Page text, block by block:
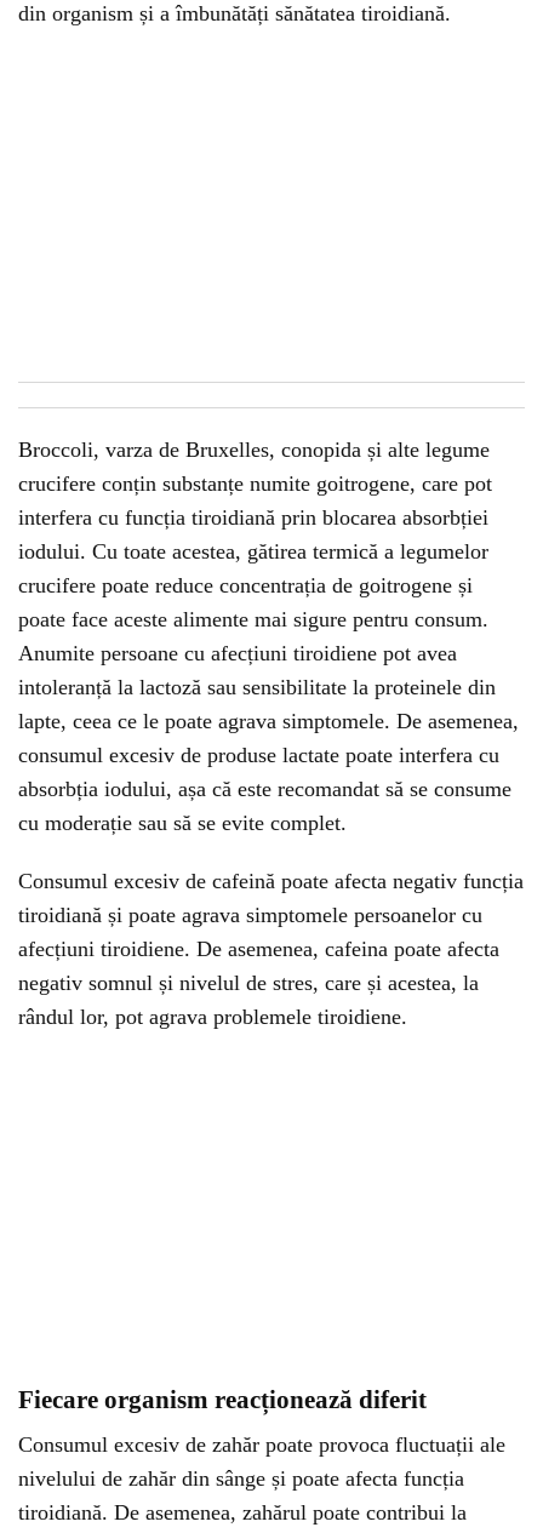
din organism și a îmbunătăți sănătatea tiroidiană.
Broccoli, varza de Bruxelles, conopida și alte legume
crucifere conțin substanțe numite goitrogene, care pot
interfera cu funcția tiroidiană prin blocarea absorbției
iodului. Cu toate acestea, gătirea termică a legumelor
crucifere poate reduce concentrația de goitrogene și
poate face aceste alimente mai sigure pentru consum.
Anumite persoane cu afecțiuni tiroidiene pot avea
intoleranță la lactoză sau sensibilitate la proteinele din
lapte, ceea ce le poate agrava simptomele. De asemenea,
consumul excesiv de produse lactate poate interfera cu
absorbția iodului, așa că este recomandat să se consume
cu moderație sau să se evite complet.
Consumul excesiv de cafeină poate afecta negativ funcția
tiroidiană și poate agrava simptomele persoanelor cu
afecțiuni tiroidiene. De asemenea, cafeina poate afecta
negativ somnul și nivelul de stres, care și acestea, la
rândul lor, pot agrava problemele tiroidiene.
Fiecare organism reacționează diferit
Consumul excesiv de zahăr poate provoca fluctuații ale
nivelului de zahăr din sânge și poate afecta funcția
tiroidiană. De asemenea, zahărul poate contribui la